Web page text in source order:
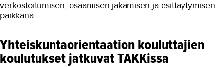
verkostoitumisen, osaamisen jakamisen ja esittäytymisen
paikkana.
Yhteiskuntaorientaation kouluttajien
koulutukset jatkuvat TAKKissa